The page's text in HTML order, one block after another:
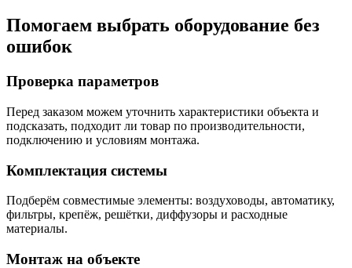
Помогаем выбрать оборудование без
ошибок
Проверка параметров
Перед заказом можем уточнить характеристики объекта и
подсказать, подходит ли товар по производительности,
подключению и условиям монтажа.
Комплектация системы
Подберём совместимые элементы: воздуховоды, автоматику,
фильтры, крепёж, решётки, диффузоры и расходные
материалы.
Монтаж на объекте